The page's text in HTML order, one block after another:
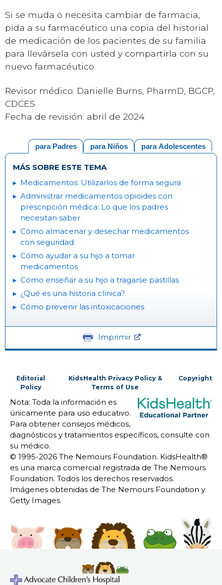
Si se muda o necesita cambiar de farmacia,
pida a su farmacéutico una copia del historial
de medicación de los pacientes de su familia
para llevársela con usted y compartirla con su
nuevo farmacéutico.
Revisor médico: Danielle Burns, PharmD, BGCP,
CDCES
Fecha de revisión: abril de 2024
para Adolescentes
para Niños
para Padres
MÁS SOBRE ESTE TEMA
Medicamentos: Utilizarlos de forma segura
Administrar medicamentos opioides con
prescripción médica: Lo que los padres
necesitan saber
Cómo almacenar y desechar medicamentos
con seguridad
Cómo ayudar a su hijo a tomar
medicamentos
Cómo enseñar a su hijo a tragarse pastillas
¿Qué es una historia clínica?
Cómo prevenir las intoxicaciones
Imprimir
Editorial
Policy
KidsHealth Privacy Policy &
Terms of Use
Copyright
Nota: Toda la información es
únicamente para uso educativo.
Para obtener consejos médicos,
diagnósticos y tratamientos específicos, consulte con
su médico.
© 1995-2026 The Nemours Foundation. KidsHealth®
es una marca comercial registrada de The Nemours
Foundation. Todos los derechos reservados.
Imágenes obtenidas de The Nemours Foundation y
Getty Images.